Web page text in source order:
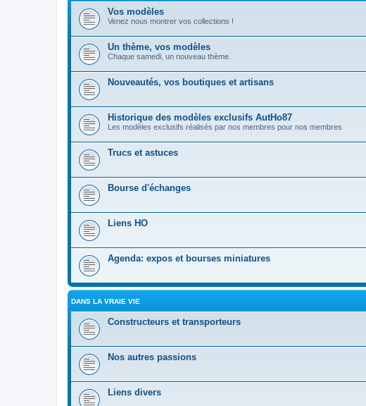
Vos modèles
Venez nous montrer vos collections !
Un thème, vos modèles
Chaque samedi, un nouveau thème.
Nouveautés, vos boutiques et artisans
Historique des modèles exclusifs AutHo87
Les modèles exclusifs réalisés par nos membres pour nos membres
Trucs et astuces
Bourse d'échanges
Liens HO
Agenda: expos et bourses miniatures
DANS LA VRAIE VIE
Constructeurs et transporteurs
Nos autres passions
Liens divers